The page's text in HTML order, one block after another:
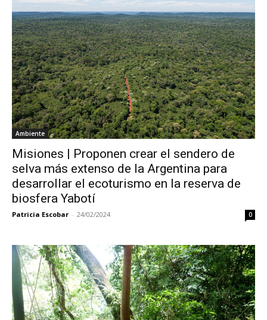
Ambiente
Misiones | Proponen crear el sendero de
selva más extenso de la Argentina para
desarrollar el ecoturismo en la reserva de
biosfera Yabotí
Patricia Escobar - 24/02/2024 0